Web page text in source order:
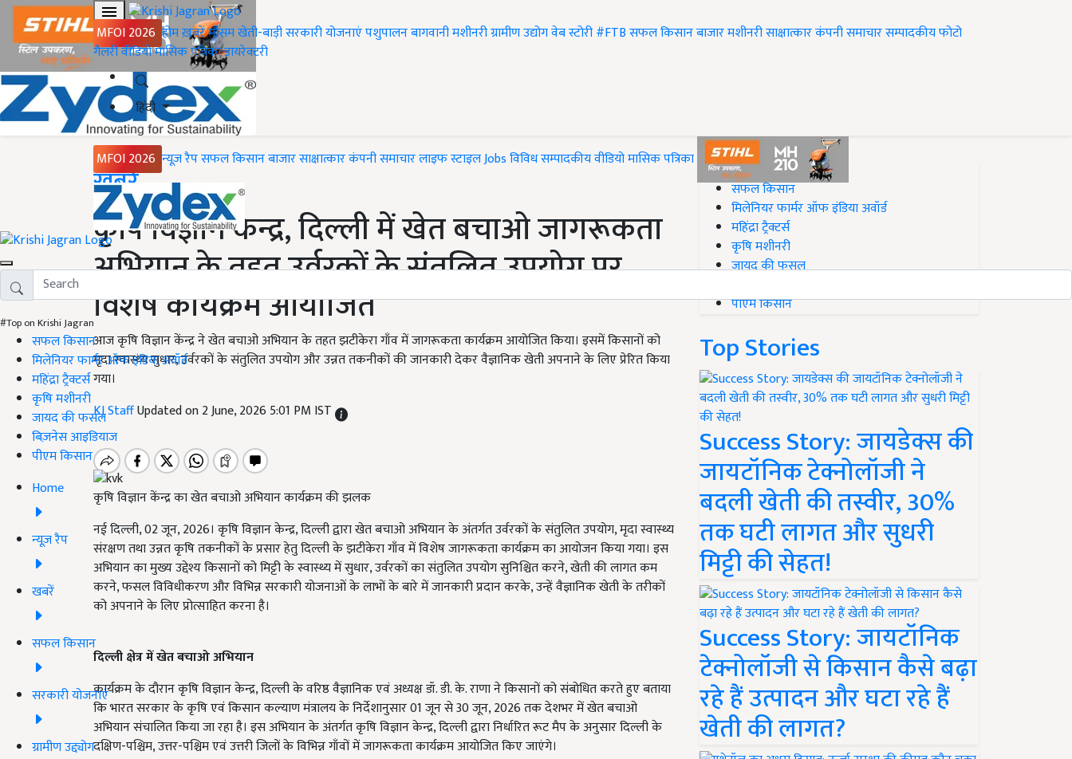
MFOI 2026 होमख़बरेंमौसमखेती-बाड़ीसरकारी योजनाएंपशुपालनबागवानीमशीनरीग्रामीण उद्योगवेब स्टोरी#FTBसफल किसानबाजारमशीनरीसाक्षात्कारकंपनी समाचारसम्पादकीयफोटो
गैलरीवीडियोमासिक पत्रिकाडायरेक्टरी
हिंदी
MFOI 2026 न्यूज़ रैपसफल किसानबाजारसाक्षात्कारकंपनी समाचारलाइफ स्टाइलJobsविविधसम्पादकीयवीडियोमासिक पत्रिका
#Top on Krishi Jagran
सफल किसान
मिलेनियर फार्मर ऑफ इंडिया अवॉर्ड
महिंद्रा ट्रैक्टर्स
कृषि मशीनरी
जायद की फसल
बिज़नेस आइडियाज
पीएम किसान
Home
न्यूज़ रैप
खबरें
सफल किसान
सरकारी योजनाएं
ग्रामीण उद्द्योग
Home
ख़बरें
कृषि विज्ञान केन्द्र, दिल्ली में खेत बचाओ जागरूकता
अभियान के तहत उर्वरकों के संतुलित उपयोग पर
विशेष कार्यक्रम आयोजित
आज कृषि विज्ञान केंन्द्र ने खेत बचाओ अभियान के तहत झटीकेरा गाँव में जागरूकता कार्यक्रम आयोजित किया। इसमें किसानों को
मृदा स्वास्थ्य सुधार, उर्वरकों के संतुलित उपयोग और उन्नत तकनीकों की जानकारी देकर वैज्ञानिक खेती अपनाने के लिए प्रेरित किया
गया।
KJ StaffUpdated on 2 June, 2026 5:01 PM IST
कृषि विज्ञान केंन्द्र का खेत बचाओ अभियान कार्यक्रम की झलक
नई दिल्ली, 02 जून, 2026। कृषि विज्ञान केन्द्र, दिल्ली द्वाराखेत बचाओ अभियानके अंतर्गत उर्वरकों के संतुलित उपयोग, मृदा स्वास्थ्य
संरक्षण तथा उन्नत कृषि तकनीकों के प्रसार हेतु दिल्ली के झटीकेरा गाँव में विशेष जागरूकता कार्यक्रम का आयोजन किया गया। इस
अभियान का मुख्य उद्देश्य किसानों को मिट्टी के स्वास्थ्य में सुधार, उर्वरकों का संतुलित उपयोग सुनिश्चित करने, खेती की लागत कम
करने, फसल विविधीकरण और विभिन्न सरकारी योजनाओं के लाभों के बारे में जानकारी प्रदान करके, उन्हें वैज्ञानिक खेती के तरीकों
को अपनाने के लिए प्रोत्साहित करना है।
दिल्ली क्षेत्र में खेत बचाओ अभियान
कार्यक्रम के दौरान कृषि विज्ञान केन्द्र, दिल्ली के वरिष्ठ वैज्ञानिक एवं अध्यक्ष डॉ. डी. के. राणा ने किसानों को संबोधित करते हुए बताया
कि भारत सरकार के कृषि एवं किसान कल्याण मंत्रालय के निर्देशानुसार 01 जून से 30 जून, 2026 तक देशभर मेंखेत बचाओ
अभियानसंचालित किया जा रहा है। इस अभियान के अंतर्गत कृषि विज्ञान केन्द्र, दिल्ली द्वारा निर्धारित रूट मैप के अनुसार दिल्ली के
दक्षिण-पश्चिम, उत्तर-पश्चिम एवं उत्तरी जिलों के विभिन्न गाँवों में जागरूकता कार्यक्रम आयोजित किए जाएंगे।
#Top on Krishi Jagran
सफल किसान
मिलेनियर फार्मर ऑफ इंडिया अवॉर्ड
महिंद्रा ट्रैक्टर्स
कृषि मशीनरी
जायद की फसल
पीएम किसान
Top Stories
Success Story: जायडेक्स की
जायटॉनिक टेक्नोलॉजी ने
बदली खेती की तस्वीर, 30%
तक घटी लागत और सुधरी
मिट्टी की सेहत!
Success Story: जायटॉनिक
टेक्नोलॉजी से किसान कैसे बढ़ा
रहे हैं उत्पादन और घटा रहे हैं
खेती की लागत?